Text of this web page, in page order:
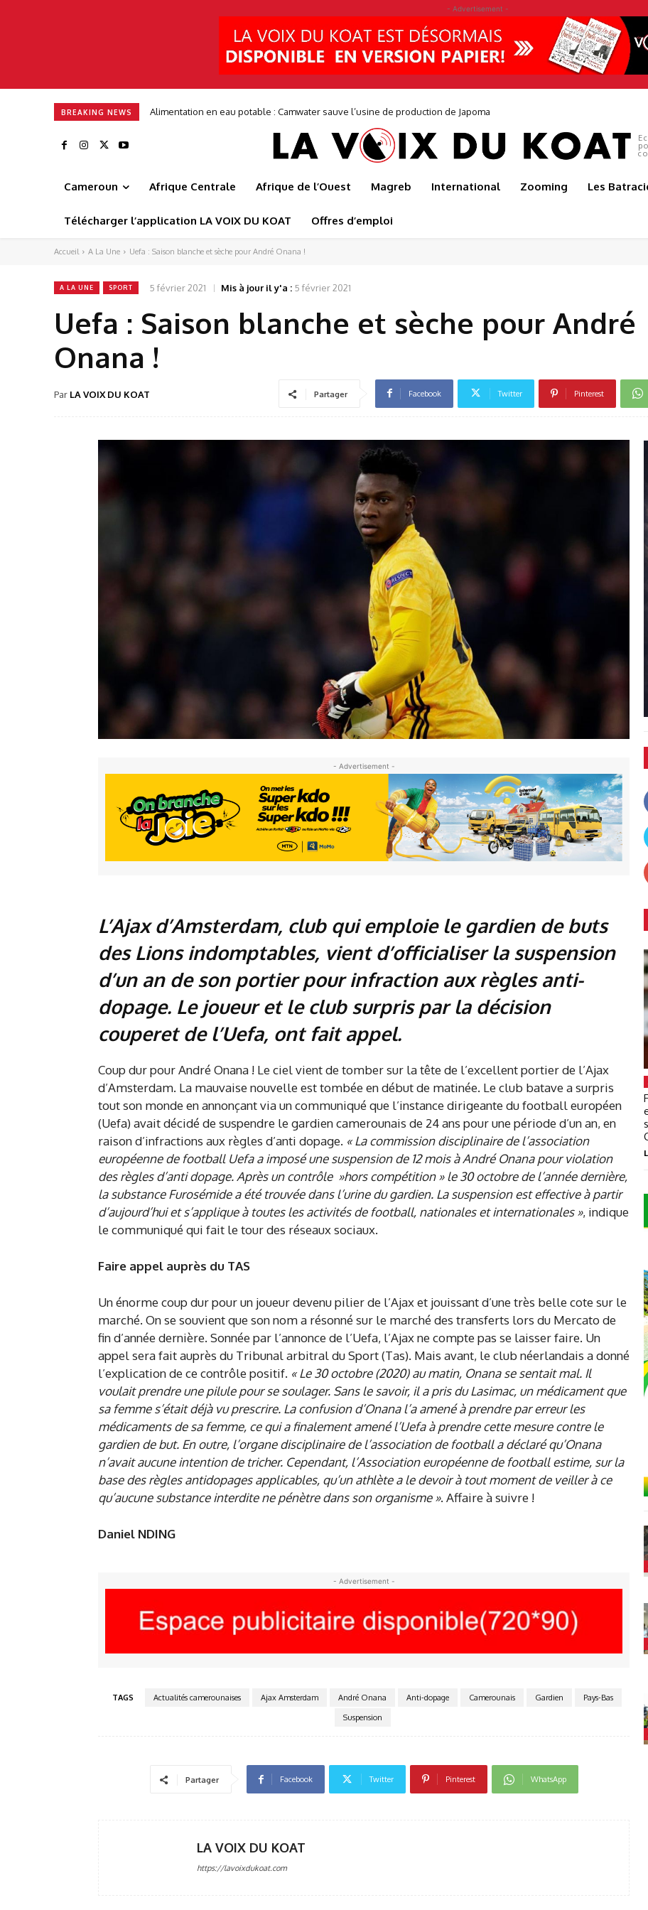
- Advertisement -
BREAKING NEWS Alimentation en eau potable : Camwater sauve l’usine de production de Japoma
Entrepreneuriat : ITGStore mise sur 30 jeunes pour faire éclore une nouvelle génération d’entrepreneurs avec
Cameroun Afrique Centrale Afrique de l’Ouest Magreb International Zooming Les
Télécharger l’application LA VOIX DU KOAT Offres d’emploi
Accueil A La Une Uefa : Saison blanche et sèche pour André Onana !
A LA UNE SPORT 5 février 2021 Mis à jour il y'a : 5 février 2021
Uefa : Saison blanche et sèche pour André
Onana !
Par LA VOIX DU KOAT Partager Facebook Twitter Pinterest
- Advertisement -
L’Ajax d’Amsterdam, club qui emploie le gardien de buts
des Lions indomptables, vient d’officialiser la suspension
d’un an de son portier pour infraction aux règles anti-
dopage. Le joueur et le club surpris par la décision
couperet de l’Uefa, ont fait appel.
Coup dur pour André Onana ! Le ciel vient de tomber sur la tête de l’excellent portier de l’Ajax
d’Amsterdam. La mauvaise nouvelle est tombée en début de matinée. Le club batave a surpris
tout son monde en annonçant via un communiqué que l’instance dirigeante du football européen
(Uefa) avait décidé de suspendre le gardien camerounais de 24 ans pour une période d’un an, en
raison d’infractions aux règles d’anti dopage. « La commission disciplinaire de l’association
européenne de football Uefa a imposé une suspension de 12 mois à André Onana pour violation
des règles d’anti dopage. Après un contrôle »hors compétition » le 30 octobre de l’année dernière,
la substance Furosémide a été trouvée dans l’urine du gardien. La suspension est effective à partir
d’aujourd’hui et s’applique à toutes les activités de football, nationales et internationales », indique
le communiqué qui fait le tour des réseaux sociaux.
Faire appel auprès du TAS
Un énorme coup dur pour un joueur devenu pilier de l’Ajax et jouissant d’une très belle cote sur le
marché. On se souvient que son nom a résonné sur le marché des transferts lors du Mercato de
fin d’année dernière. Sonnée par l’annonce de l’Uefa, l’Ajax ne compte pas se laisser faire. Un
appel sera fait auprès du Tribunal arbitral du Sport (Tas). Mais avant, le club néerlandais a donné
l’explication de ce contrôle positif. « Le 30 octobre (2020) au matin, Onana se sentait mal. Il
voulait prendre une pilule pour se soulager. Sans le savoir, il a pris du Lasimac, un médicament que
sa femme s’était déjà vu prescrire. La confusion d’Onana l’a amené à prendre par erreur les
médicaments de sa femme, ce qui a finalement amené l’Uefa à prendre cette mesure contre le
gardien de but. En outre, l’organe disciplinaire de l’association de football a déclaré qu’Onana
n’avait aucune intention de tricher. Cependant, l’Association européenne de football estime, sur la
base des règles antidopages applicables, qu’un athlète a le devoir à tout moment de veiller à ce
qu’aucune substance interdite ne pénètre dans son organisme ». Affaire à suivre !
Daniel NDING
- Advertisement -
TAGS Actualités camerounaises Ajax Amsterdam André Onana Anti-dopage Camerounais Gardien
Pays-Bas
Suspension
Partager Facebook Twitter Pinterest WhatsApp
LA VOIX DU KOAT
https://lavoixdukoat.com